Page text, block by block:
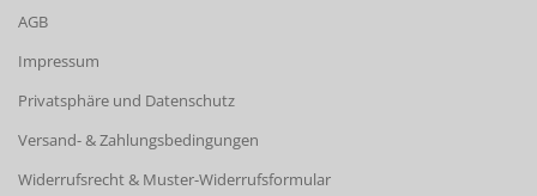
AGB
Impressum
Privatsphäre und Datenschutz
Versand- & Zahlungsbedingungen
Widerrufsrecht & Muster-Widerrufsformular